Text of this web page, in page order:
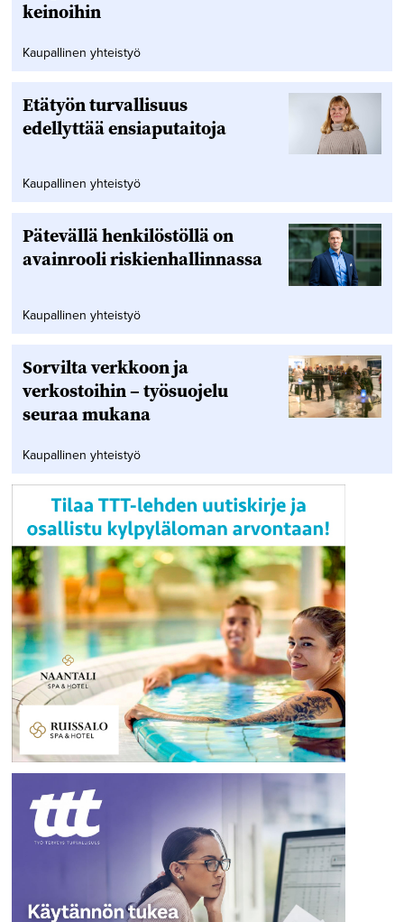
keinoihin
Kaupallinen yhteistyö
Etätyön turvallisuus
edellyttää ensiaputaitoja
Kaupallinen yhteistyö
Pätevällä henkilöstöllä on
avainrooli riskienhallinnassa
Kaupallinen yhteistyö
Sorvilta verkkoon ja
verkostoihin – työsuojelu
seuraa mukana
Kaupallinen yhteistyö